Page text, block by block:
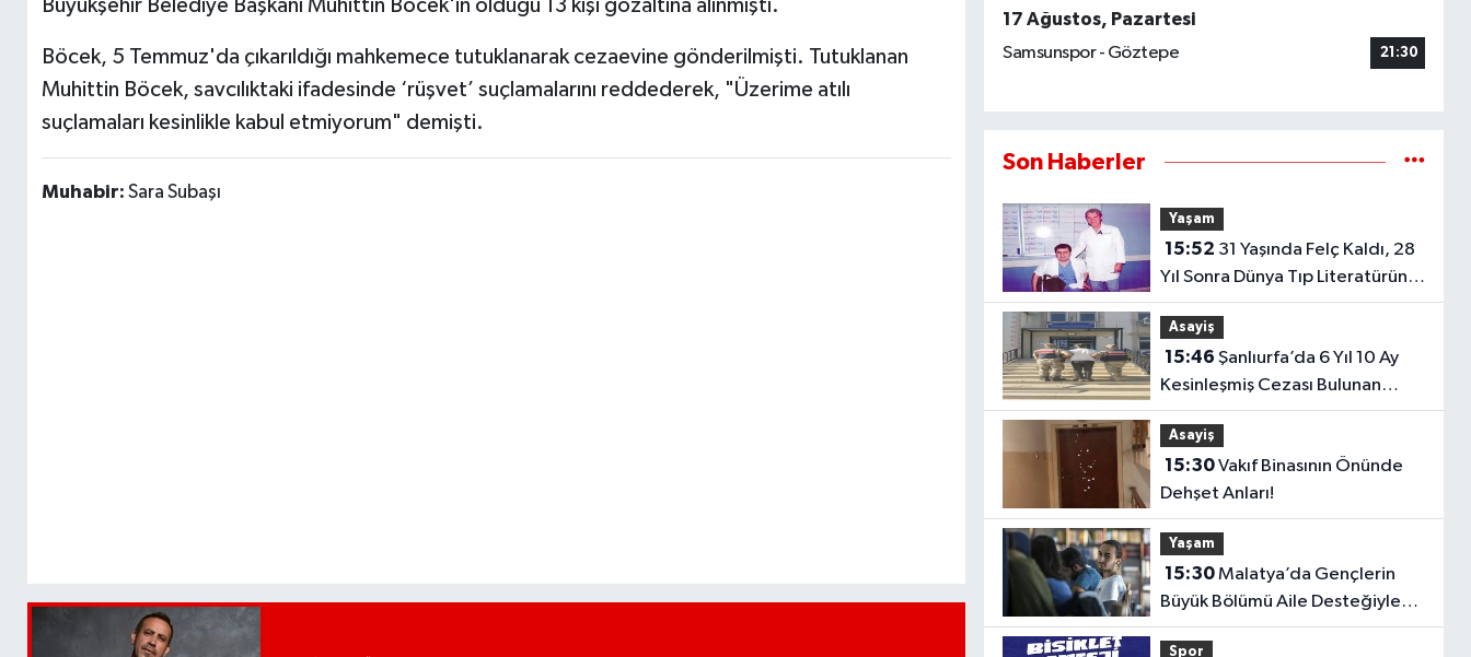
Büyükşehir Belediye Başkanı Muhittin Böcek'in olduğu 13 kişi gözaltına alınmıştı.
Böcek, 5 Temmuz'da çıkarıldığı mahkemece tutuklanarak cezaevine gönderilmişti. Tutuklanan
Muhittin Böcek, savcılıktaki ifadesinde ‘rüşvet’ suçlamalarını reddederek, "Üzerime atılı
suçlamaları kesinlikle kabul etmiyorum" demişti.
Muhabir: Sara Subaşı
17 Ağustos, Pazartesi
Samsunspor - Göztepe
21:30
Son Haberler
Yaşam
15:52
Yıl Sonra Dünya Tıp Literatürüne
Girdi
Asayiş
15:46
Kesinleşmiş Cezası Bulunan
Hükümlü Yakalandı
Asayiş
15:30Vakıf Binasının Önünde
Dehşet Anları!
Yaşam
15:30Malatya’da Gençlerin
Büyük Bölümü Aile Desteğiyle
Ayakta Duruyor!
Spor